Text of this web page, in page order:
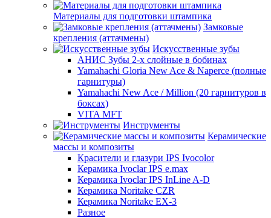
Материалы для подготовки штампика
Замковые
крепления (аттачмены)
Искусственные зубы
АНИС Зубы 2-х слойные в бобинах
Yamahachi Gloria New Ace & Naperce (полные
гарнитуры)
Yamahachi New Ace / Million (20 гарнитуров в
боксах)
VITA MFT
Инструменты
Керамические
массы и композиты
Красители и глазури IPS Ivocolor
Керамика Ivoclar IPS e.max
Керамика Ivoclar IPS InLine A-D
Керамика Noritake CZR
Керамика Noritake EX-3
Разное